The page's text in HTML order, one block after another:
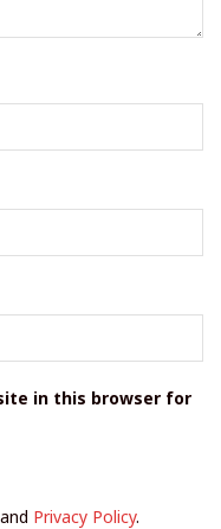
in this browser for
Privacy Policy.